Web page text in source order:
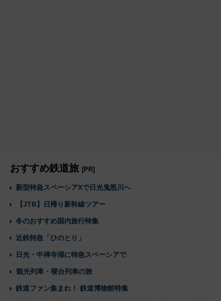
おすすめ鉄道旅 [PR]
新型特急スペーシアXで日光鬼怒川へ
【JTB】日帰り新幹線ツアー
冬のおすすめ国内旅行特集
近鉄特急「ひのとり」
日光・中禅寺湖に特急スペーシアで
観光列車・寝台列車の旅
鉄道ファン集まれ！ 鉄道博物館特集